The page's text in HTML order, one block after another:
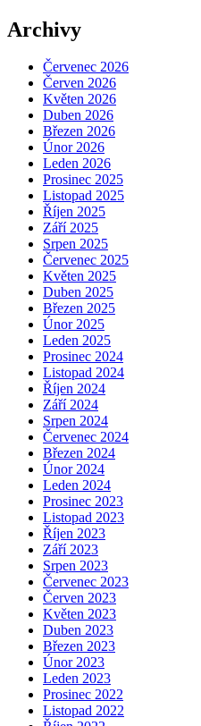
Archivy
Červenec 2026
Červen 2026
Květen 2026
Duben 2026
Březen 2026
Únor 2026
Leden 2026
Prosinec 2025
Listopad 2025
Říjen 2025
Září 2025
Srpen 2025
Červenec 2025
Květen 2025
Duben 2025
Březen 2025
Únor 2025
Leden 2025
Prosinec 2024
Listopad 2024
Říjen 2024
Září 2024
Srpen 2024
Červenec 2024
Březen 2024
Únor 2024
Leden 2024
Prosinec 2023
Listopad 2023
Říjen 2023
Září 2023
Srpen 2023
Červenec 2023
Červen 2023
Květen 2023
Duben 2023
Březen 2023
Únor 2023
Leden 2023
Prosinec 2022
Listopad 2022